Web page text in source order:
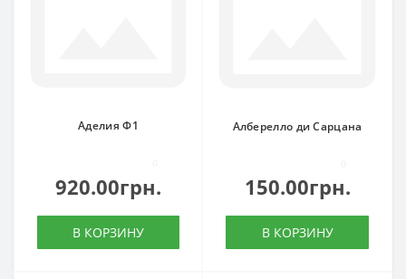
Аделия Ф1
920.00грн.
В КОРЗИНУ
Алберелло ди Сарцана
150.00грн.
В КОРЗИНУ